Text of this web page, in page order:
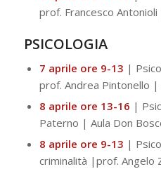
prof. Francesco
PSICOLOGIA
7 aprile ore 9-13 |
prof. Andrea Pintonello |
8 aprile ore 13-16 |
Paterno | Aula Don
8 aprile ore 9-13 |
criminalità |prof. Angelo